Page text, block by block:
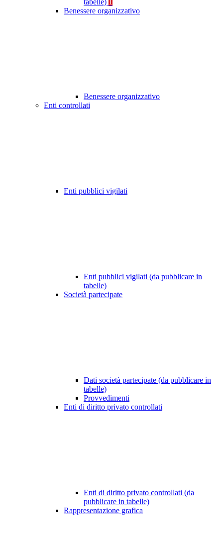
tabelle)
Benessere organizzativo
Benessere organizzativo
Enti controllati
Enti pubblici vigilati
Enti pubblici vigilati (da pubblicare in
tabelle)
Società partecipate
Dati società partecipate (da pubblicare in
tabelle)
Provvedimenti
Enti di diritto privato controllati
Enti di diritto privato controllati (da
pubblicare in tabelle)
Rappresentazione grafica